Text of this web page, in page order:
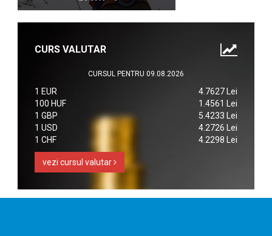
CURS VALUTAR
CURSUL PENTRU 09.08.2026
1 EUR
4.7627 Lei
100 HUF
1.4561 Lei
1 GBP
5.4233 Lei
1 USD
4.2726 Lei
1 CHF
4.2298 Lei
vezi cursul valutar